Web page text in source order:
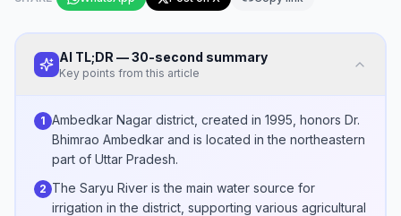
AI TL;DR — 30-second summary
Key points from this article
1 Ambedkar Nagar district, created in 1995, honors Dr.
Bhimrao Ambedkar and is located in the northeastern
part of Uttar Pradesh.
2 The Saryu River is the main water source for
irrigation in the district, supporting various agricultural